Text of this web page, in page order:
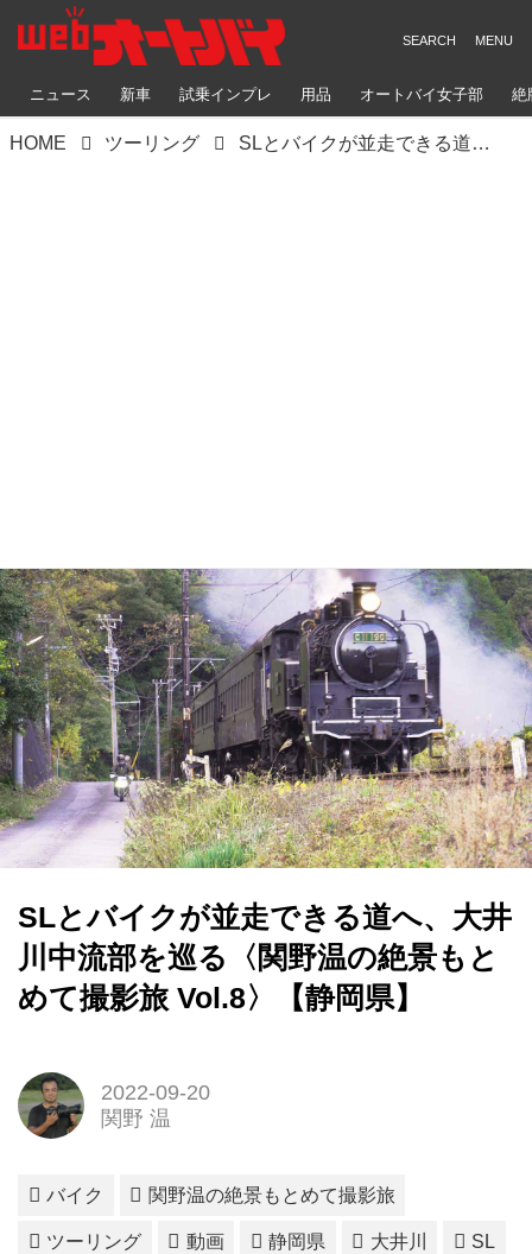
ニュース 新車 試乗インプレ 用品 オートバイ女子部 絶
HOME ツーリング SLとバイクが並走できる道へ、大井川中流部を巡る〈関野温の絶景もとめて撮影旅 Vol.8〉【静岡県】
SLとバイクが並走できる道へ、大井
川中流部を巡る〈関野温の絶景もと
めて撮影旅 Vol.8〉【静岡県】
2022-09-20
関野 温
バイク 関野温の絶景もとめて撮影旅
ツーリング 動画 静岡県 大井川 SL